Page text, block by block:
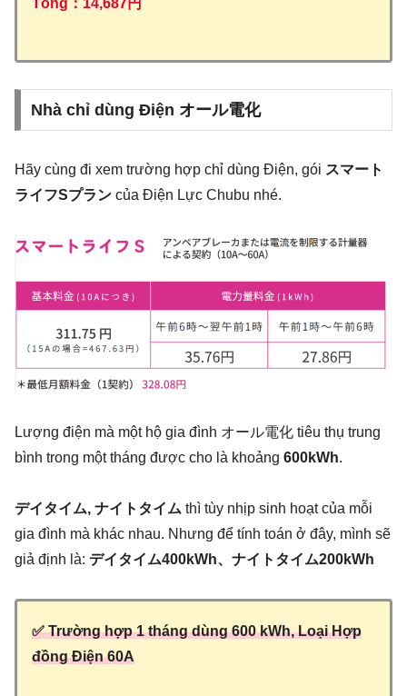
Tổng： 14,687円
Nhà chỉ dùng Điện オール電化
Hãy cùng đi xem trường hợp chỉ dùng Điện, gói スマート
ライフSプラン của Điện Lực Chubu nhé.
Lượng điện mà một hộ gia đình オール電化 tiêu thụ trung
bình trong một tháng được cho là khoảng 600kWh.
デイタイム, ナイトタイム thì tùy nhịp sinh hoạt của mỗi
gia đình mà khác nhau. Nhưng để tính toán ở đây, mình sẽ
giả định là: デイタイム400kWh、ナイトタイム200kWh
✅ Trường hợp 1 tháng dùng 600 kWh, Loại Hợp
đồng Điện 60A